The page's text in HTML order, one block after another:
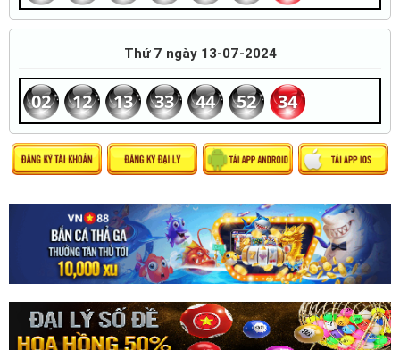
Thứ 7 ngày 13-07-2024
02 12 13 33 44 52 34